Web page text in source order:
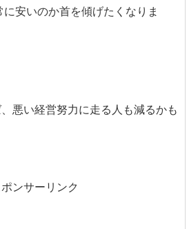
に安いのか首を傾げたくなりま
悪い経営努力に走る人も減るかも
ポンサーリンク